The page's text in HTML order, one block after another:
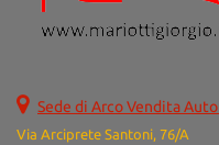
Sede di Arco Vendita
Via Arciprete Santoni, 76/A